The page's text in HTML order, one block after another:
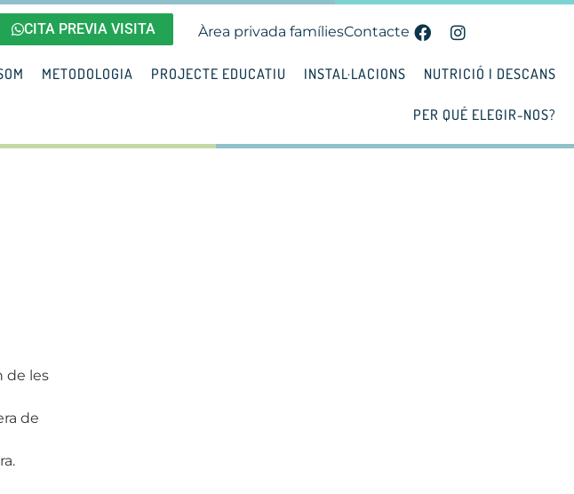
CITA PREVIA VISITA Àrea privada famíliesContacte
METODOLOGIA PROJECTE EDUCATIU INSTAL·LACIONS NUTRICIÓ I DESCANS
PER QUÉ ELEGIR-NOS?
de les
de